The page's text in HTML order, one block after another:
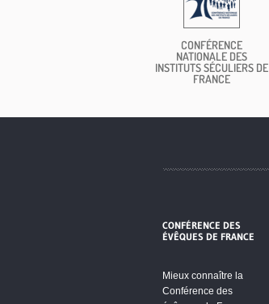
CONFÉRENCE
NATIONALE DES
INSTITUTS SÉCULIERS DE
FRANCE
CONFÉRENCE DES
ÉVÊQUES DE FRANCE
Mieux connaître la
Conférence des